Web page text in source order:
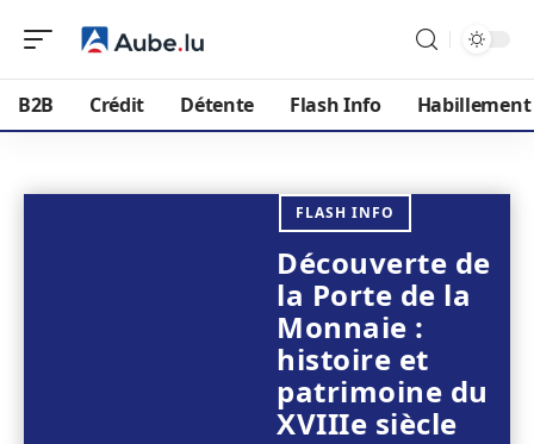
B2B Crédit Détente Flash Info Habillement
FLASH INFO
Découverte de
la Porte de la
Monnaie :
histoire et
patrimoine du
XVIIIe siècle